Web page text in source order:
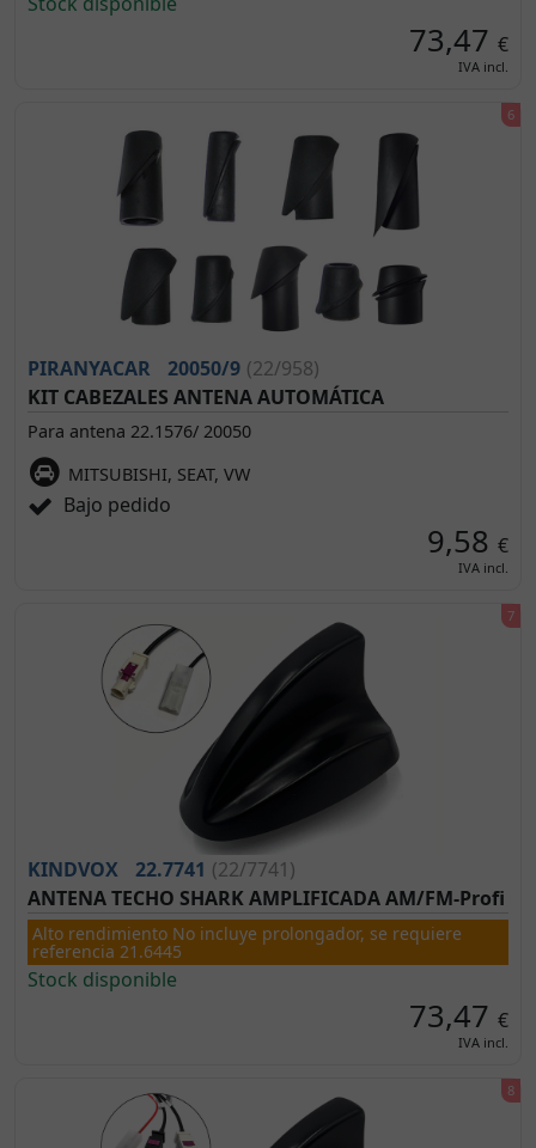
73,47 €
IVA incl.
PIRANYACAR 20050/9 (22/958)
KIT CABEZALES ANTENA AUTOMÁTICA
Para antena 22.1576/ 20050
MITSUBISHI, SEAT, VW
Bajo pedido
9,58 €
IVA incl.
KINDVOX 22.7741 (22/7741)
ANTENA TECHO SHARK AMPLIFICADA AM/FM-Profi
Alto rendimiento No incluye prolongador, se requiere
referencia 21.6445
Stock disponible
73,47 €
IVA incl.